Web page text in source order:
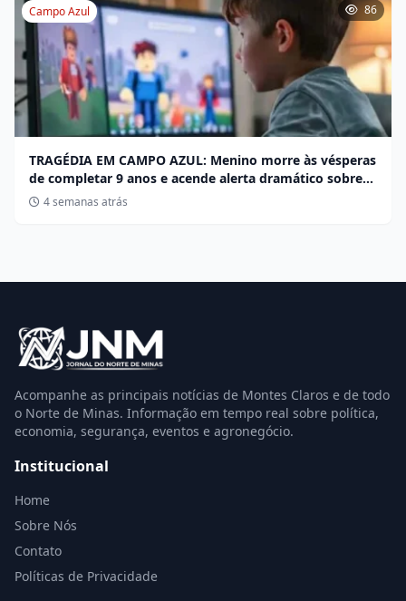
Campo Azul 86
TRAGÉDIA EM CAMPO AZUL: Menino morre às vésperas
de completar 9 anos e acende alerta dramático sobre
desafios no Roblox
4 semanas atrás
Acompanhe as principais notícias de Montes Claros e de todo
o Norte de Minas. Informação em tempo real sobre política,
economia, segurança, eventos e agronegócio.
Institucional
Home
Sobre Nós
Contato
Políticas de Privacidade